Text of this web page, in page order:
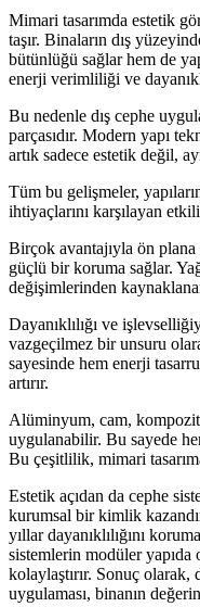
Mimari tasarımda estetik
taşır. Binaların dış
bütünlüğü sağlar hem de
enerji verimliliği ve
Bu nedenle dış cephe
parçasıdır. Modern yapı
artık sadece estetik değil,
Tüm bu gelişmeler,
ihtiyaçlarını karşılayan
Birçok avantajıyla ön plana
güçlü bir koruma sağlar.
değişimlerinden
Dayanıklılığı ve
vazgeçilmez bir unsuru
sayesinde hem enerji
artırır.
Alüminyum, cam,
uygulanabilir. Bu sayede
Bu çeşitlilik, mimari
Estetik açıdan da cephe
kurumsal bir kimlik
yıllar dayanıklılığını
sistemlerin modüler yapıda
kolaylaştırır. Sonuç olarak,
uygulaması, binanın